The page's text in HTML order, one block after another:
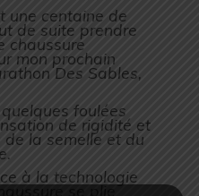
une centaine de
de suite prendre
chaussure
mon prochain
Des Sables,
foulées
de rigidité et
la semelle et du
à la technologie
se plie